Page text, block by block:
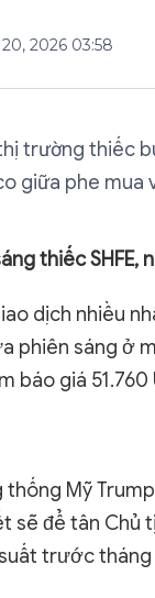
2026 03:58
trường thiếc
giữa phe mua
thiếc SHFE,
dịch nhiều
phiên sáng ở
báo giá 51.760
thống Mỹ
sẽ để tân Chủ
trước tháng